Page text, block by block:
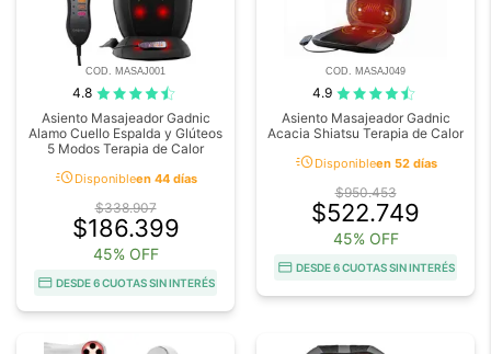
COD. MASAJ001
4.8
Asiento Masajeador Gadnic
Alamo Cuello Espalda y Glúteos
5 Modos Terapia de Calor
acuteDisponibleen 44 días
$338.907
$186.399
45% OFF
DESDE 6 CUOTAS SIN INTERÉS
COD. MASAJ049
4.9
Asiento Masajeador Gadnic
Acacia Shiatsu Terapia de Calor
acuteDisponibleen 52 días
$950.453
$522.749
45% OFF
DESDE 6 CUOTAS SIN INTERÉS